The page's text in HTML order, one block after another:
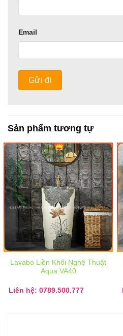
Email
Sản phẩm tương tự
Lavabo Liền Khối Nghệ Thuật
Aqua VA40
Liên hệ: 0789.500.777